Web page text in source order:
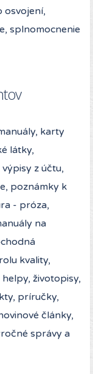
osvojení,
splnomocnenie
karty
látky,
z účtu,
poznámky k
- próza,
na
kvality,
životopisy,
príručky,
články,
správy a